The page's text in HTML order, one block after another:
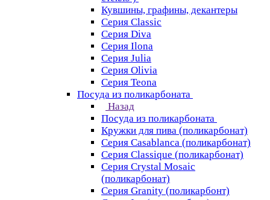
Кувшины, графины, декантеры
Серия Classic
Серия Diva
Серия Ilona
Серия Julia
Серия Olivia
Серия Teona
Посуда из поликарбоната
Назад
Посуда из поликарбоната
Кружки для пива (поликарбонат)
Серия Casablanсa (поликарбонат)
Серия Classique (поликарбонат)
Серия Crystal Mosaic
(поликарбонат)
Серия Granity (поликарбонт)